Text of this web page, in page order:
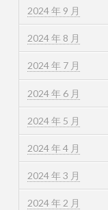
2024 年 9 月
2024 年 8 月
2024 年 7 月
2024 年 6 月
2024 年 5 月
2024 年 4 月
2024 年 3 月
2024 年 2 月